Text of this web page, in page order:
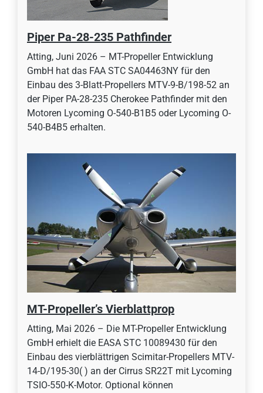
Piper Pa-28-235 Pathfinder
Atting, Juni 2026 – MT-Propeller Entwicklung
GmbH hat das FAA STC SA04463NY für den
Einbau des 3-Blatt-Propellers MTV-9-B/198-52 an
der Piper PA-28-235 Cherokee Pathfinder mit den
Motoren Lycoming O-540-B1B5 oder Lycoming O-
540-B4B5 erhalten.
MT-Propeller’s Vierblattprop
Atting, Mai 2026 – Die MT-Propeller Entwicklung
GmbH erhielt die EASA STC 10089430 für den
Einbau des vierblättrigen Scimitar-Propellers MTV-
14-D/195-30( ) an der Cirrus SR22T mit Lycoming
TSIO-550-K-Motor. Optional können